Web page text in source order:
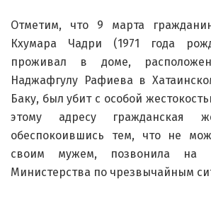
Отметим, что 9 марта
Кхумара Чадри (1971 года
проживал в доме,
Наджафгулу Рафиева в
Баку, был убит с особой
этому адресу гражданская
обеспокоившись тем, что не
своим мужем, позвонила на
Министерства по чрезвычайным